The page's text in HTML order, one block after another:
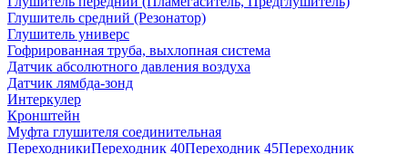
Глушитель средний (Резонатор)
Глушитель универс
Гофрированная труба, выхлопная система
Датчик абсолютного давления воздуха
Датчик лямбда-зонд
Интеркулер
Кронштейн
Муфта глушителя соединительная
ПереходникиПереходник 40Переходник 45Переходник